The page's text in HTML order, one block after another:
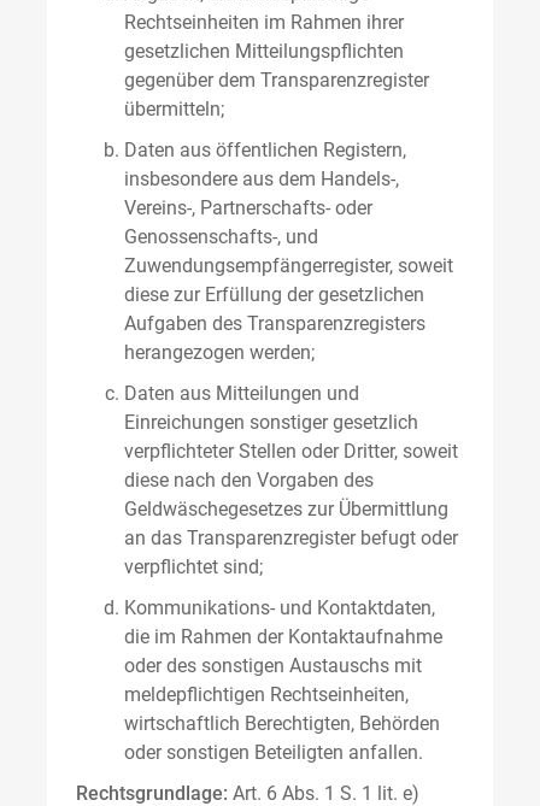
Rechtseinheiten im Rahmen ihrer
gesetzlichen Mitteilungspflichten
gegenüber dem Transparenzregister
übermitteln;
Daten aus öffentlichen Registern,
insbesondere aus dem Handels-,
Vereins-, Partnerschafts- oder
Genossenschafts-, und
Zuwendungsempfängerregister, soweit
diese zur Erfüllung der gesetzlichen
Aufgaben des Transparenzregisters
herangezogen werden;
Daten aus Mitteilungen und
Einreichungen sonstiger gesetzlich
verpflichteter Stellen oder Dritter, soweit
diese nach den Vorgaben des
Geldwäschegesetzes zur Übermittlung
an das Transparenzregister befugt oder
verpflichtet sind;
Kommunikations- und Kontaktdaten,
die im Rahmen der Kontaktaufnahme
oder des sonstigen Austauschs mit
meldepflichtigen Rechtseinheiten,
wirtschaftlich Berechtigten, Behörden
oder sonstigen Beteiligten anfallen.
Rechtsgrundlage: Art. 6 Abs. 1 S. 1 lit. e)